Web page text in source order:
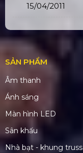
15/04/2011
SẢN PHẨM
Âm thanh
Ánh sáng
Màn hình LED
Sân khấu
Nhà bạt - khung truss